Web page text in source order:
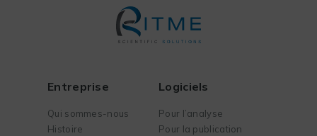
Entreprise
Qui sommes-nous
Histoire
Logiciels
Pour l’analyse
Pour la publication